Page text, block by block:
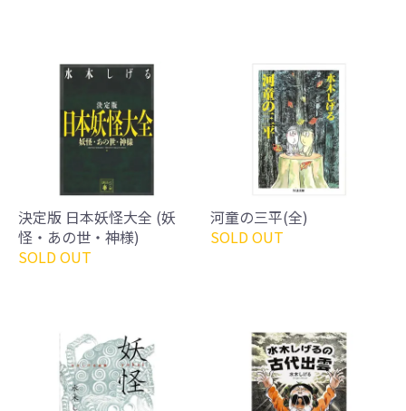
決定版 日本妖怪大全 (妖
怪・あの世・神様)
SOLD OUT
河童の三平(全)
SOLD OUT